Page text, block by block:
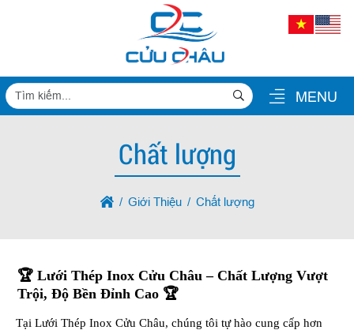
MENU
Chất lượng
Giới Thiệu Chất lượng
🏆 Lưới Thép Inox Cửu Châu – Chất Lượng Vượt
Trội, Độ Bền Đỉnh Cao 🏆
Tại Lưới Thép Inox Cửu Châu, chúng tôi tự hào cung cấp hơn